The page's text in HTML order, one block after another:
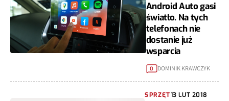
Android Auto gasi
światło. Na tych
telefonach nie
dostanie już
wsparcia
0 DOMINIK KRAWCZYK
SPRZĘT13 LUT 2018